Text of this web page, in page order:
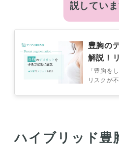
説していま
豊胸の
解説！
策方法
「豊胸を
リスクが
ハイブリッド豊